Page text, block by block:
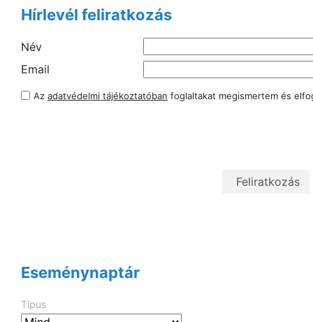
Hírlevél feliratkozás
Név
Email
Az adatvédelmi tájékoztatóban foglaltakat megismertem és
Eseménynaptár
Típus